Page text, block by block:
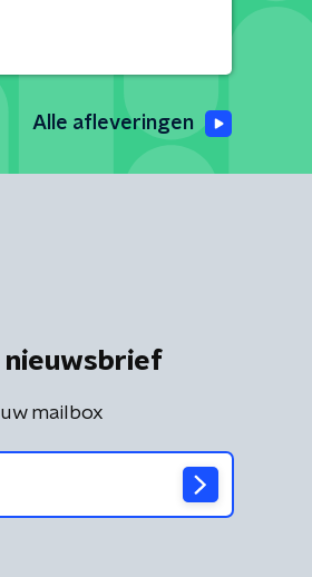
Alle afleveringen
nieuwsbrief
mailbox